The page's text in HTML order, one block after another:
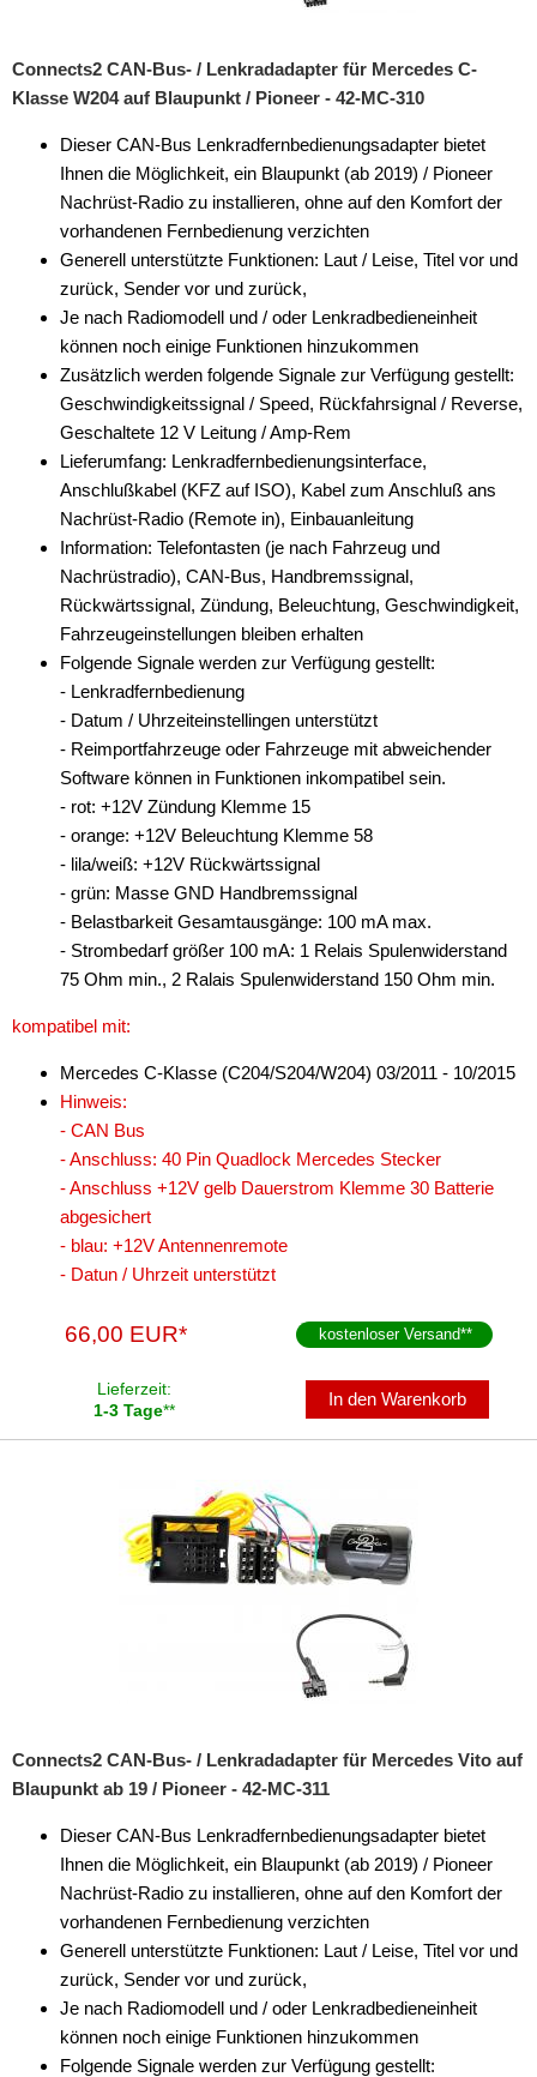
Connects2 CAN-Bus- / Lenkradadapter für Mercedes C-
Klasse W204 auf Blaupunkt / Pioneer - 42-MC-310
Dieser CAN-Bus Lenkradfernbedienungsadapter bietet
Ihnen die Möglichkeit, ein Blaupunkt (ab 2019) / Pioneer
Nachrüst-Radio zu installieren, ohne auf den Komfort der
vorhandenen Fernbedienung verzichten
Generell unterstützte Funktionen: Laut / Leise, Titel vor und
zurück, Sender vor und zurück,
Je nach Radiomodell und / oder Lenkradbedieneinheit
können noch einige Funktionen hinzukommen
Zusätzlich werden folgende Signale zur Verfügung gestellt:
Geschwindigkeitssignal / Speed, Rückfahrsignal / Reverse,
Geschaltete 12 V Leitung / Amp-Rem
Lieferumfang: Lenkradfernbedienungsinterface,
Anschlußkabel (KFZ auf ISO), Kabel zum Anschluß ans
Nachrüst-Radio (Remote in), Einbauanleitung
Information: Telefontasten (je nach Fahrzeug und
Nachrüstradio), CAN-Bus, Handbremssignal,
Rückwärtssignal, Zündung, Beleuchtung, Geschwindigkeit,
Fahrzeugeinstellungen bleiben erhalten
Folgende Signale werden zur Verfügung gestellt:
- Lenkradfernbedienung
- Datum / Uhrzeiteinstellingen unterstützt
- Reimportfahrzeuge oder Fahrzeuge mit abweichender
Software können in Funktionen inkompatibel sein.
- rot: +12V Zündung Klemme 15
- orange: +12V Beleuchtung Klemme 58
- lila/weiß: +12V Rückwärtssignal
- grün: Masse GND Handbremssignal
- Belastbarkeit Gesamtausgänge: 100 mA max.
- Strombedarf größer 100 mA: 1 Relais Spulenwiderstand
75 Ohm min., 2 Ralais Spulenwiderstand 150 Ohm min.
kompatibel mit:
Mercedes C-Klasse (C204/S204/W204) 03/2011 - 10/2015
Hinweis:
- CAN Bus
- Anschluss: 40 Pin Quadlock Mercedes Stecker
- Anschluss +12V gelb Dauerstrom Klemme 30 Batterie
abgesichert
- blau: +12V Antennenremote
- Datun / Uhrzeit unterstützt
66,00 EUR* kostenloser Versand**
Lieferzeit:
1-3 Tage**
In den Warenkorb
Connects2 CAN-Bus- / Lenkradadapter für Mercedes Vito auf
Blaupunkt ab 19 / Pioneer - 42-MC-311
Dieser CAN-Bus Lenkradfernbedienungsadapter bietet
Ihnen die Möglichkeit, ein Blaupunkt (ab 2019) / Pioneer
Nachrüst-Radio zu installieren, ohne auf den Komfort der
vorhandenen Fernbedienung verzichten
Generell unterstützte Funktionen: Laut / Leise, Titel vor und
zurück, Sender vor und zurück,
Je nach Radiomodell und / oder Lenkradbedieneinheit
können noch einige Funktionen hinzukommen
Folgende Signale werden zur Verfügung gestellt: